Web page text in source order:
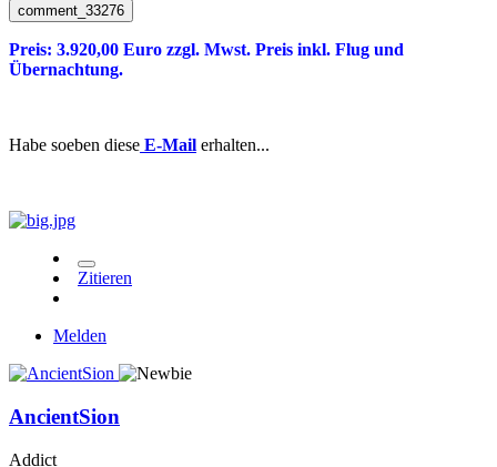
comment_33276
Preis: 3.920,00 Euro zzgl. Mwst. Preis inkl. Flug und
Übernachtung.
Habe soeben diese E-Mail erhalten...
Zitieren
Melden
AncientSion
Addict